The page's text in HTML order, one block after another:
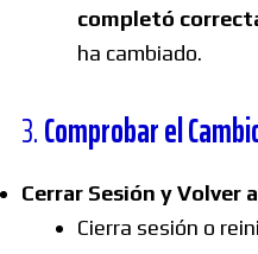
completó
ha cambiado.
3.Comprobar el
Cerrar Sesión y Volver
Cierra sesión o